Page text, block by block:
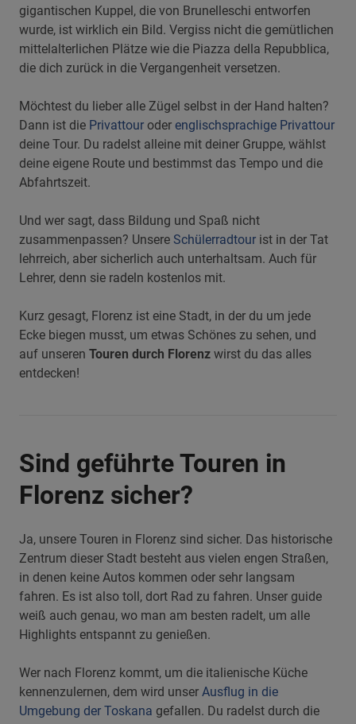
gigantischen Kuppel, die von Brunelleschi entworfen
wurde, ist wirklich ein Bild. Vergiss nicht die gemütlichen
mittelalterlichen Plätze wie die Piazza della Repubblica,
die dich zurück in die Vergangenheit versetzen.
Möchtest du lieber alle Zügel selbst in der Hand halten?
Dann ist die Privattour oder englischsprachige Privattour
deine Tour. Du radelst alleine mit deiner Gruppe, wählst
deine eigene Route und bestimmst das Tempo und die
Abfahrtszeit.
Und wer sagt, dass Bildung und Spaß nicht
zusammenpassen? Unsere Schülerradtour ist in der Tat
lehrreich, aber sicherlich auch unterhaltsam. Auch für
Lehrer, denn sie radeln kostenlos mit.
Kurz gesagt, Florenz ist eine Stadt, in der du um jede
Ecke biegen musst, um etwas Schönes zu sehen, und
auf unseren Touren durch Florenz wirst du das alles
entdecken!
Sind geführte Touren in
Florenz sicher?
Ja, unsere Touren in Florenz sind sicher. Das historische
Zentrum dieser Stadt besteht aus vielen engen Straßen,
in denen keine Autos kommen oder sehr langsam
fahren. Es ist also toll, dort Rad zu fahren. Unser guide
weiß auch genau, wo man am besten radelt, um alle
Highlights entspannt zu genießen.
Wer nach Florenz kommt, um die italienische Küche
kennenzulernen, dem wird unser Ausflug in die
Umgebung der Toskana gefallen. Du radelst durch die